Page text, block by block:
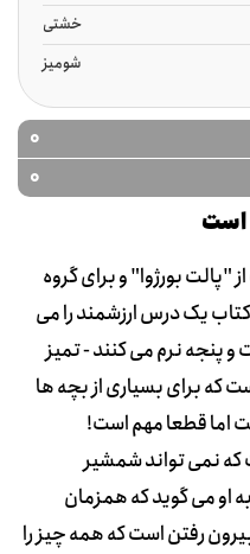
خشتی
شومیز
0
0
اس‍ت‌
بورژوا" و برای گروه
یک درس ارزشمند را می
و پنجه نرم می کنند - تمیز
که برای بسیاری از بچه ها
اما قطعا مهم است!
که نمی تواند شمشیر
او می گوید که همزمان
رفتن است که همه چیز را